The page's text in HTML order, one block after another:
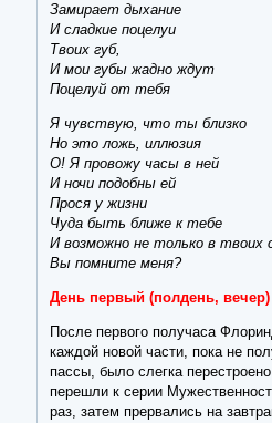
Замирает дыхание
И сладкие поцелуи
Твоих губ,
И мои губы жадно ждут
Поцелуй от тебя
Я чувствую, что ты близко
Но это ложь, иллюзия
О! Я провожу часы в ней
И ночи подобны ей
Прося у жизни
Чуда быть ближе к тебе
И возможно не только в твоих
Вы помните меня?
День первый (полдень, вечер)
После первого получаса
каждой новой части, пока не
пассы, было слегка
перешли к серии
раз, затем прервались на